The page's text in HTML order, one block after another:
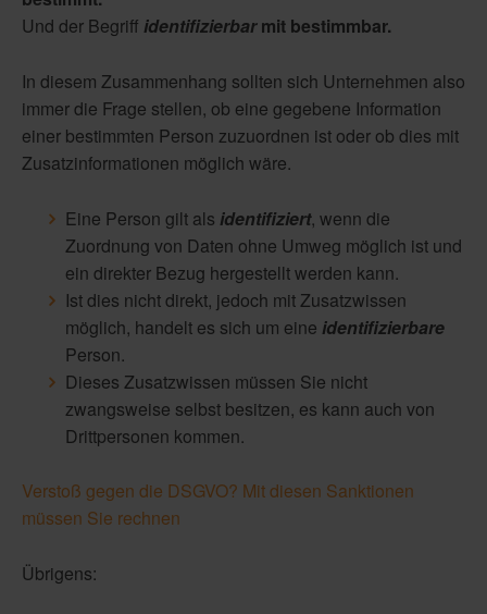
Und der Begriff identifizierbarmit bestimmbar.
In diesem Zusammenhang sollten sich Unternehmen also
immer die Frage stellen, ob eine gegebene Information
einer bestimmten Person zuzuordnen ist oder ob dies mit
Zusatzinformationen möglich wäre.
Eine Person gilt als identifiziert, wenn die
Zuordnung von Daten ohne Umweg möglich ist und
ein direkter Bezug hergestellt werden kann.
Ist dies nicht direkt, jedoch mit Zusatzwissen
möglich, handelt es sich um eine identifizierbare
Person.
Dieses Zusatzwissen müssen Sie nicht
zwangsweise selbst besitzen, es kann auch von
Drittpersonen kommen.
Verstoß gegen die DSGVO? Mit diesen Sanktionen
müssen Sie rechnen
Übrigens: